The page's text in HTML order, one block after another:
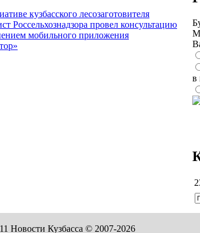
кузбасского лесозаготовителя
Россельхознадзора провел консультацию
мобильного приложения
в
Кузбасса © 2007-2026